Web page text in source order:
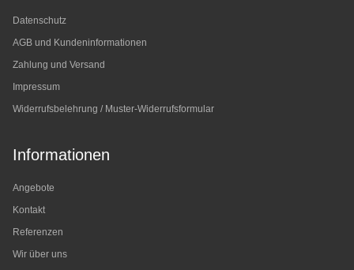
Datenschutz
AGB und Kundeninformationen
Zahlung und Versand
Impressum
Widerrufsbelehrung / Muster-Widerrufsformular
Informationen
Angebote
Kontakt
Referenzen
Wir über uns